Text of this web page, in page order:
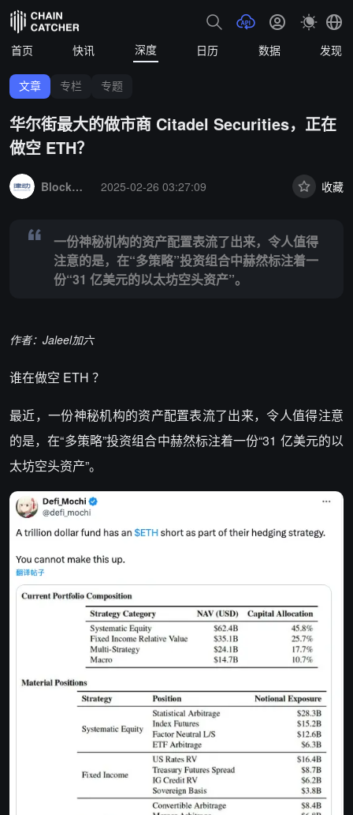
首页 快讯 深度 日历 数据 发现
文章 专栏 专题
华尔街最大的做市商 Citadel Securities，正在
做空 ETH？
BlockBeats
2025-02-26 03:27:09 收藏
一份神秘机构的资产配置表流了出来，令人值得
注意的是，在“多策略”投资组合中赫然标注着一
份“31 亿美元的以太坊空头资产”。
作者： Jaleel加六
谁在做空 ETH ？
最近，一份神秘机构的资产配置表流了出来，令人值得注意
的是，在“多策略”投资组合中赫然标注着一份“31 亿美元的以
太坊空头资产”。